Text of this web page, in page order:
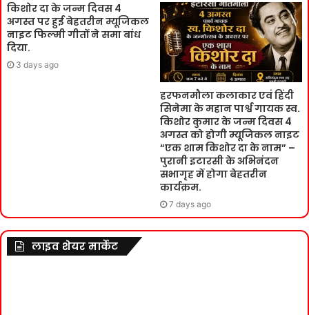
किशोर दा के जन्म दिवस 4
अगस्त पर हुई बेहतरीन म्यूजिकल
नाइट फिल्मी गीतों ने समा बांध
दिया.
3 days ago
हरफनमौला कलाकार एवं हिंदी
सिनेमा के महान पार्श्व गायक स्व.
किशोर कुमार के जन्म दिवस 4
अगस्त को होगी म्यूजिकल नाइट
“एक शाम किशोर दा के नाम” –
पुरानी इटारसी के अभिनंदन
सभागृह में होगा बेहतरीन
कार्यक्रम.
7 days ago
लाइव शेयर मार्केट